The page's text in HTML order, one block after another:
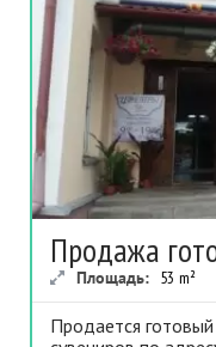
Продажа
Площадь: 53 m²
Продается